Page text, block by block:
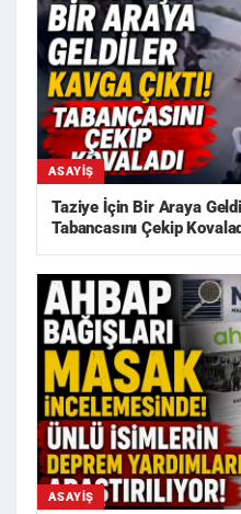
ASAYIŞ
Taziye İçin Bir Araya
Tabancasını Çekip
ASAYIŞ